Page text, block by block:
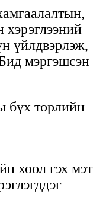
хэрэглээний
үйлдвэрлэж,
мэргэшсэн
бүх төрлийн
хоол гэх мэт